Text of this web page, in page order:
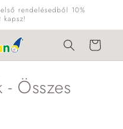
rendelésedből 10%
kapsz!
Kosár
Összes